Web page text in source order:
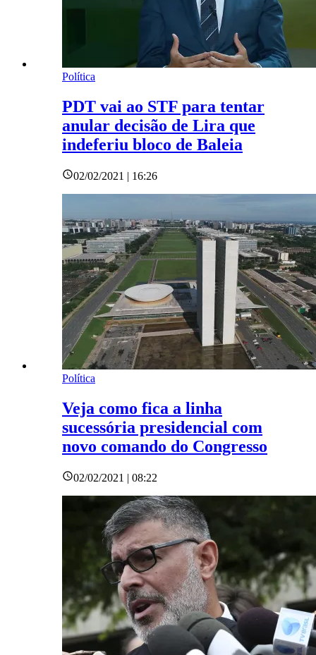
Política
PDT vai ao STF para tentar
anular decisão de Lira que
indeferiu bloco de Baleia
02/02/2021 | 16:26
Política
Veja como fica a linha
sucessória presidencial com
novo comando do Congresso
02/02/2021 | 08:22